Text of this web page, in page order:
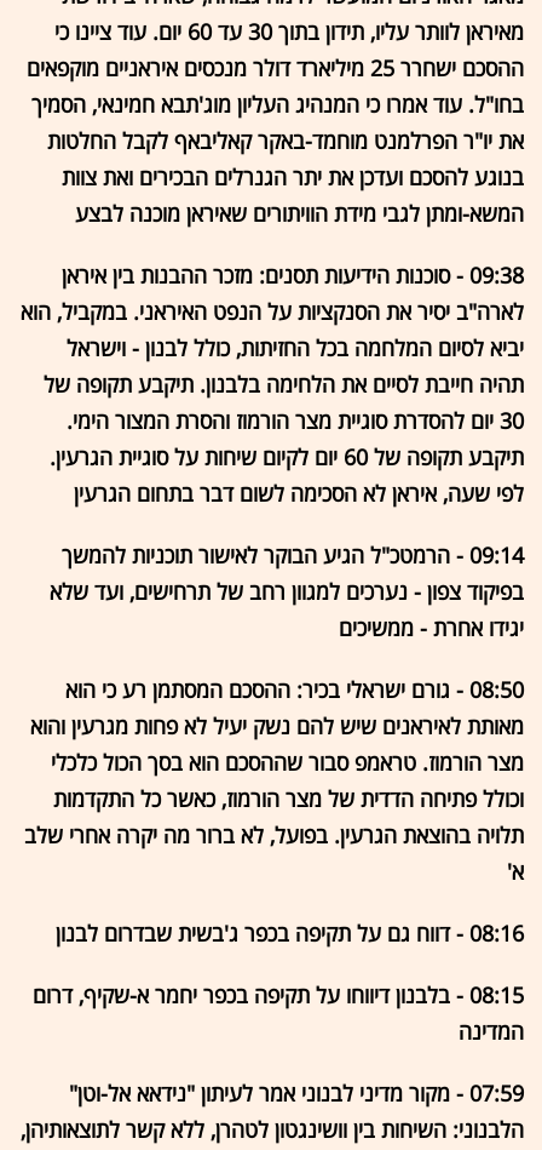
מאיראן לוותר עליו, תידון בתוך 30 עד 60 יום. עוד ציינו כי
ההסכם ישחרר 25 מיליארד דולר מנכסים איראניים מוקפאים
בחו"ל. עוד אמרו כי המנהיג העליון מוג'תבא חמינאי, הסמיך
את יו"ר הפרלמנט מוחמד-באקר קאליבאף לקבל החלטות
בנוגע להסכם ועדכן את יתר הגנרלים הבכירים ואת צוות
המשא-ומתן לגבי מידת הוויתורים שאיראן מוכנה לבצע
09:38 - סוכנות הידיעות תסנים: מזכר ההבנות בין איראן
לארה"ב יסיר את הסנקציות על הנפט האיראני. במקביל, הוא
יביא לסיום המלחמה בכל החזיתות, כולל לבנון - וישראל
תהיה חייבת לסיים את הלחימה בלבנון. תיקבע תקופה של
30 יום להסדרת סוגיית מצר הורמוז והסרת המצור הימי.
תיקבע תקופה של 60 יום לקיום שיחות על סוגיית הגרעין.
לפי שעה, איראן לא הסכימה לשום דבר בתחום הגרעין
09:14 - הרמטכ"ל הגיע הבוקר לאישור תוכניות להמשך
בפיקוד צפון - נערכים למגוון רחב של תרחישים, ועד שלא
יגידו אחרת - ממשיכים
08:50 - גורם ישראלי בכיר: ההסכם המסתמן רע כי הוא
מאותת לאיראנים שיש להם נשק יעיל לא פחות מגרעין והוא
מצר הורמוז. טראמפ סבור שההסכם הוא בסך הכול כלכלי
וכולל פתיחה הדדית של מצר הורמוז, כאשר כל התקדמות
תלויה בהוצאת הגרעין. בפועל, לא ברור מה יקרה אחרי שלב
א'
08:16 - דווח גם על תקיפה בכפר ג'בשית שבדרום לבנון
08:15 - בלבנון דיווחו על תקיפה בכפר יחמר א-שקיף, דרום
המדינה
07:59 - מקור מדיני לבנוני אמר לעיתון "נידאא אל-וטן"
הלבנוני: השיחות בין וושינגטון לטהרן, ללא קשר לתוצאותיהן,